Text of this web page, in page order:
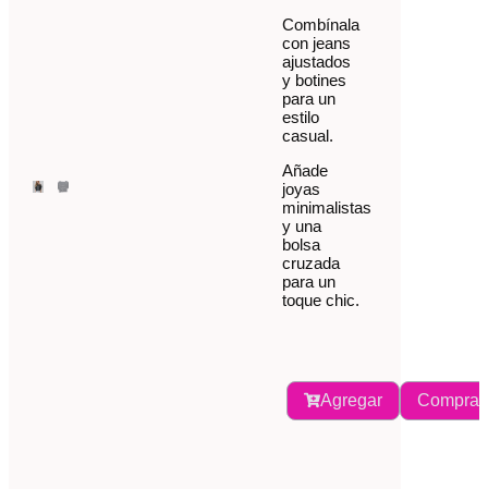
Combínala
con jeans
ajustados
y botines
para un
estilo
casual.
Añade
joyas
minimalistas
y una
bolsa
cruzada
para un
toque chic.
Agregar Comprar